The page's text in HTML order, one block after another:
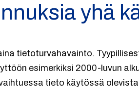
yhä
tietoturvahavainto.
esimerkiksi 2000-luvun
tieto käytössä